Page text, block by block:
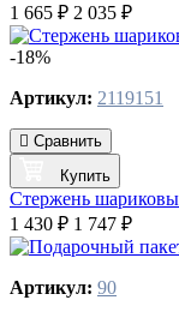
1 665 ₽ 2 035 ₽
-18%
Артикул: 2119151
Сравнить
Купить
Стержень
1 430 ₽ 1 747 ₽
Артикул: 90